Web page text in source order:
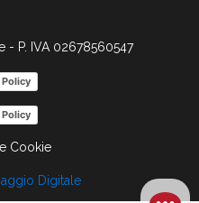
P. IVA 02678560547
Cookie
Digitale